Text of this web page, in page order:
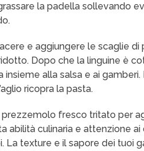
la padella sollevando
e aggiungere le scaglie
Dopo che la linguine è
alla salsa e ai
ricopra la pasta.
prezzemolo fresco tritato per
abilità culinaria e attenzione
texture e il sapore dei tuoi